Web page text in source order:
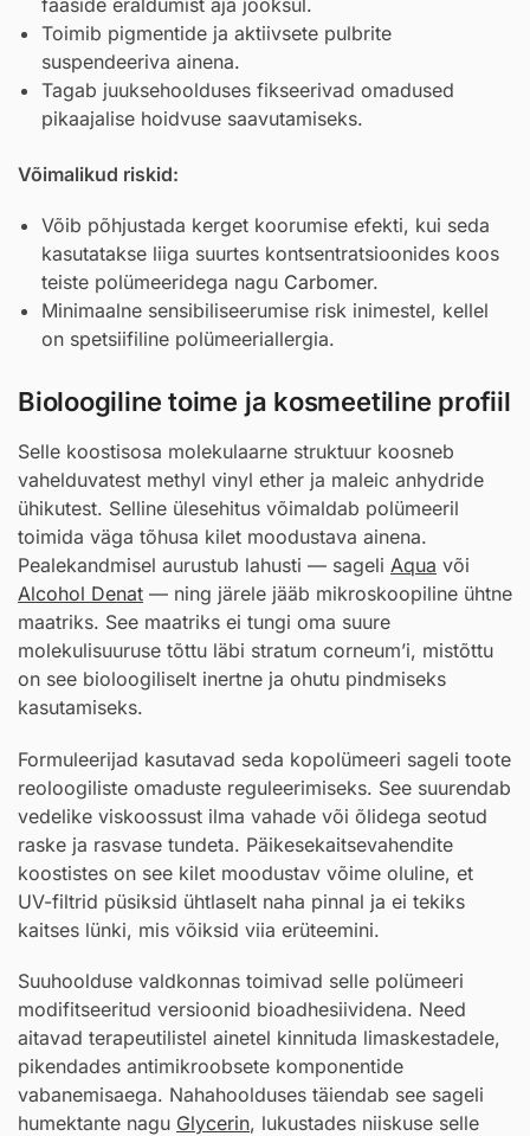
Toimib pigmentide ja aktiivsete pulbrite
suspendeeriva ainena.
Tagab juuksehoolduses fikseerivad omadused
pikaajalise hoidvuse saavutamiseks.
Võimalikud riskid:
Võib põhjustada kerget koorumise efekti, kui seda
kasutatakse liiga suurtes kontsentratsioonides koos
teiste polümeeridega nagu Carbomer.
Minimaalne sensibiliseerumise risk inimestel, kellel
on spetsiifiline polümeeriallergia.
Bioloogiline toime ja kosmeetiline profiil
Selle koostisosa molekulaarne struktuur koosneb
vahelduvatest methyl vinyl ether ja maleic anhydride
ühikutest. Selline ülesehitus võimaldab polümeeril
toimida väga tõhusa kilet moodustava ainena.
Pealekandmisel aurustub lahusti — sageli Aqua või
Alcohol Denat — ning järele jääb mikroskoopiline ühtne
maatriks. See maatriks ei tungi oma suure
molekulisuuruse tõttu läbi stratum corneum’i, mistõttu
on see bioloogiliselt inertne ja ohutu pindmiseks
kasutamiseks.
Formuleerijad kasutavad seda kopolümeeri sageli toote
reoloogiliste omaduste reguleerimiseks. See suurendab
vedelike viskoossust ilma vahade või õlidega seotud
raske ja rasvase tundeta. Päikesekaitsevahendite
koostistes on see kilet moodustav võime oluline, et
UV-filtrid püsiksid ühtlaselt naha pinnal ja ei tekiks
kaitses lünki, mis võiksid viia erüteemini.
Suuhoolduse valdkonnas toimivad selle polümeeri
modifitseeritud versioonid bioadhesiividena. Need
aitavad terapeutilistel ainetel kinnituda limaskestadele,
pikendades antimikroobsete komponentide
vabanemisaega. Nahahoolduses täiendab see sageli
humektante nagu Glycerin, lukustades niiskuse selle